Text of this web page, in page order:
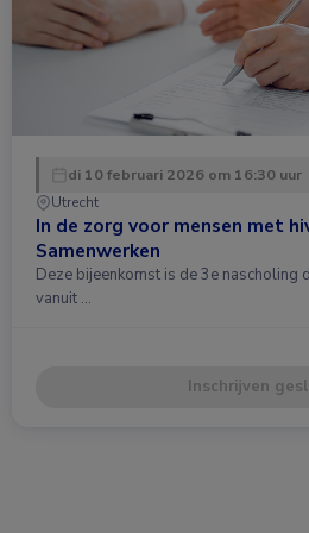
di 10 februari 2026 om 16:30 uur
Utrecht
In de zorg voor mensen met
Samenwerken
Deze bijeenkomst is de 3e
vanuit …
Inschrijven